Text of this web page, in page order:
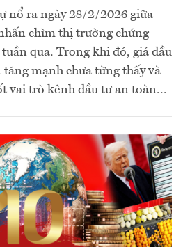
nổ ra ngày 28/2/2026 giữa
chìm thị trường chứng
qua. Trong khi đó, giá dầu
mạnh chưa từng thấy và
vai trò kênh đầu tư an toàn...